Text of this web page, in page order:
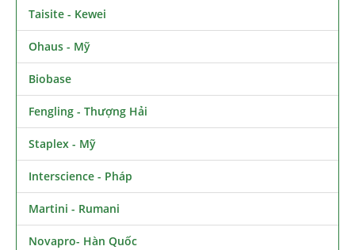
Taisite - Kewei
Ohaus - Mỹ
Biobase
Fengling - Thượng Hải
Staplex - Mỹ
Interscience - Pháp
Martini - Rumani
Novapro- Hàn Quốc